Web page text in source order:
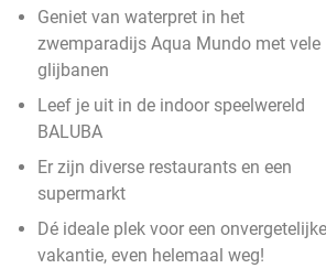
Geniet van waterpret in het
zwemparadijs Aqua Mundo met vele
glijbanen
Leef je uit in de indoor speelwereld
BALUBA
Er zijn diverse restaurants en een
supermarkt
Dé ideale plek voor een onvergetelijke
vakantie, even helemaal weg!